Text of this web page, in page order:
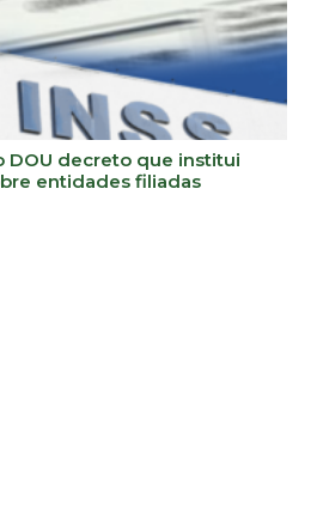
DOU decreto que institui
entidades filiadas